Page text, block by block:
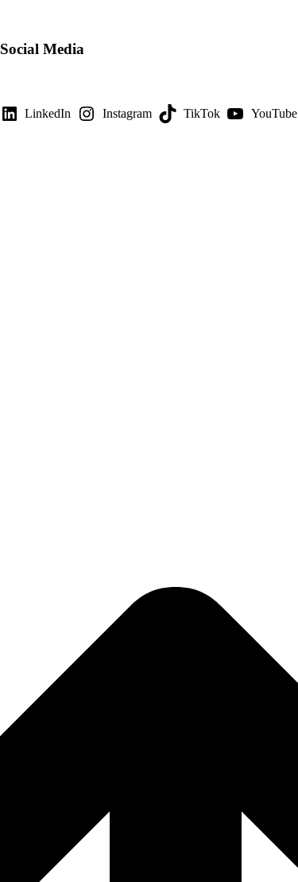
Social Media
LinkedIn Instagram TikTok YouTube